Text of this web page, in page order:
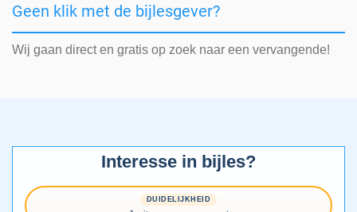
Geen klik met de bijlesgever?
Wij gaan direct en gratis op zoek naar een vervangende!
Interesse in bijles?
DUIDELIJKHEID